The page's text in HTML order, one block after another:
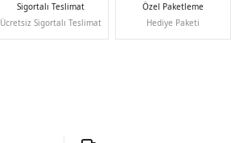
Sigortalı Teslimat
Ücretsiz Sigortalı Teslimat
Özel Paketleme
Hediye Paketi